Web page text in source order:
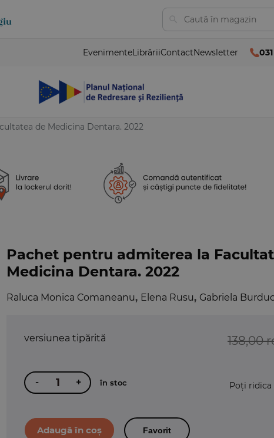
EvenimenteLibrăriiContactNewsletter
de Medicina Dentara. 2022
Pachet pentru admiterea la
Medicina Dentara. 2022
Raluca Monica Comaneanu, Elena Rusu, Gabriela
versiunea tipărită 138,00
- + în stoc Poți ridica
Favorit